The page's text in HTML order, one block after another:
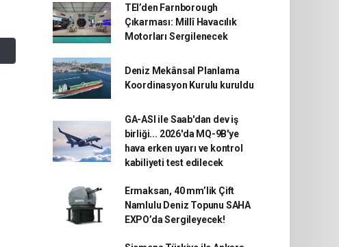
TEI’den Farnborough
Çıkarması: Millî Havacılık
Motorları Sergilenecek
Deniz Mekânsal Planlama
Koordinasyon Kurulu kuruldu
GA-ASI ile Saab'dan dev iş
birliği... 2026'da MQ-9B'ye
hava erken uyarı ve kontrol
kabiliyeti test edilecek
Ermaksan, 40 mm’lik Çift
Namlulu Deniz Topunu SAHA
EXPO’da Sergileyecek!